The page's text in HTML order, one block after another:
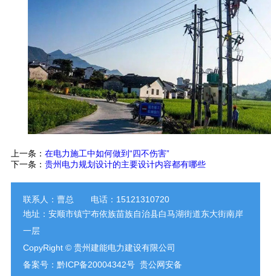
上一条： 在电力施工中如何做到“四不伤害”
下一条： 贵州电力规划设计的主要设计内容都有哪些
联系人：曹总 电话：15121310720
地址：安顺市镇宁布依族苗族自治县白马湖街道东大街南岸
一层
CopyRight © 贵州建能电力建设有限公司
备案号： 黔ICP备20004342号 贵公网安备